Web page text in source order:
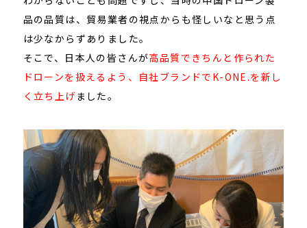
品の品質は、貿易業者の視点からも怪しいなと思う点
は少なからずありました。
そこで、日本人の皆さんが高品質できちんと作られた
ドローンを扱えるよう、自社ブランドでK-ONE.を新し
く立ち上げました。